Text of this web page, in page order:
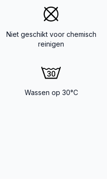
Niet geschikt voor chemisch
reinigen
Wassen op 30°C